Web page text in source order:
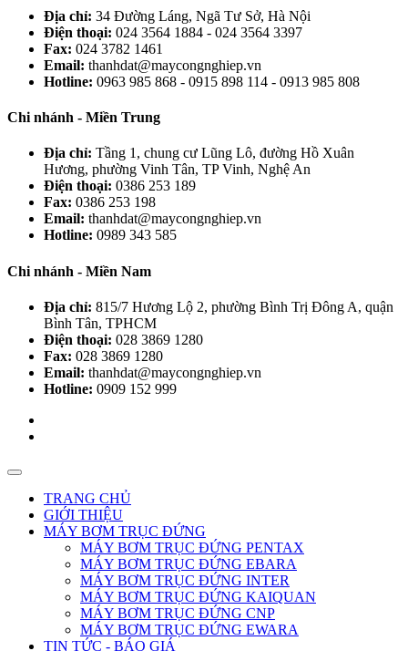
Địa chỉ: 34 Đường Láng, Ngã Tư Sở, Hà Nội
Điện thoại: 024 3564 1884 - 024 3564 3397
Fax: 024 3782 1461
Email: thanhdat@maycongnghiep.vn
Hotline: 0963 985 868 - 0915 898 114 - 0913 985 808
Chi nhánh - Miền Trung
Địa chỉ: Tầng 1, chung cư Lũng Lô, đường Hồ Xuân
Hương, phường Vinh Tân, TP Vinh, Nghệ An
Điện thoại: 0386 253 189
Fax: 0386 253 198
Email: thanhdat@maycongnghiep.vn
Hotline: 0989 343 585
Chi nhánh - Miền Nam
Địa chỉ: 815/7 Hương Lộ 2, phường Bình Trị Đông A, quận
Bình Tân, TPHCM
Điện thoại: 028 3869 1280
Fax: 028 3869 1280
Email: thanhdat@maycongnghiep.vn
Hotline: 0909 152 999
TRANG CHỦ
GIỚI THIỆU
MÁY BƠM TRỤC ĐỨNG
MÁY BƠM TRỤC ĐỨNG PENTAX
MÁY BƠM TRỤC ĐỨNG EBARA
MÁY BƠM TRỤC ĐỨNG INTER
MÁY BƠM TRỤC ĐỨNG KAIQUAN
MÁY BƠM TRỤC ĐỨNG CNP
MÁY BƠM TRỤC ĐỨNG EWARA
TIN TỨC - BÁO GIÁ